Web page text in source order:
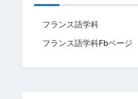
フランス語学科
フランス語学科Fbページ